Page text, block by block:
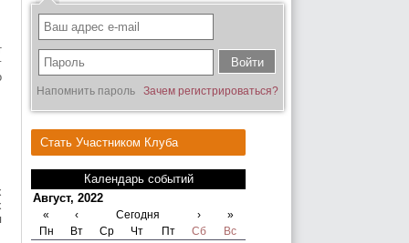
Напомнить пароль Зачем регистрироваться?
Стать Участником Клуба
Календарь событий
Август, 2022
« ‹ Сегодня ›
»
Пн
Вт Ср Чт Пт Сб
Вс